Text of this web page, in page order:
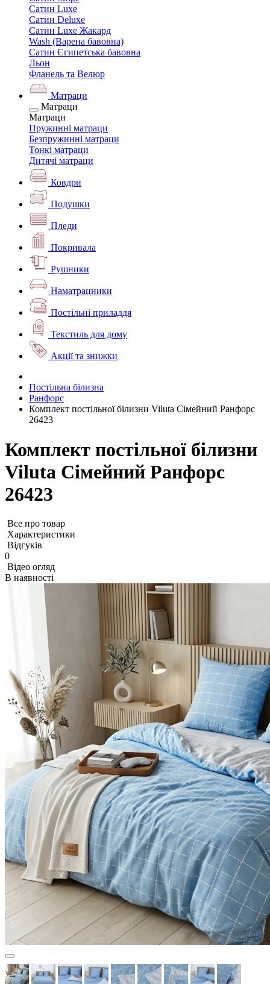
Сатин Luxe
Сатин Deluxe
Сатин Luxe Жакард
Wash (Варена бавовна)
Сатин Єгипетська бавовна
Льон
Фланель та Велюр
Матраци
Матраци
Матраци
Пружинні матраци
Безпружинні матраци
Тонкі матраци
Дитячі матраци
Ковдри
Подушки
Пледи
Покривала
Рушники
Наматрацники
Постільні приладдя
Текстиль для дому
Акції та знижки
Постільна білизна
Ранфорс
Комплект постільної білизни Viluta Сімейний Ранфорс
26423
Комплект постільної білизни
Viluta Сімейний Ранфорс
26423
Все про товар
Характеристики
Відгуків
0
Відео огляд
В наявності